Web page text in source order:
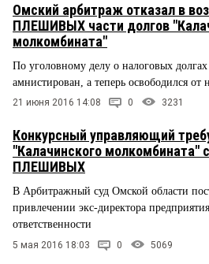
Омский арбитраж отказал в
ПЛЕШИВЫХ части долгов
молкомбината"
По уголовному делу о налоговых долгах
амнистирован, а теперь освободился от
21 июня 2016 14:08 0 3231
Конкурсный управляющий
"Калачинского молкомбината"
ПЛЕШИВЫХ
В Арбитражный суд Омской области
привлечении экс-директора
ответственности
5 мая 2016 18:03 0 5069